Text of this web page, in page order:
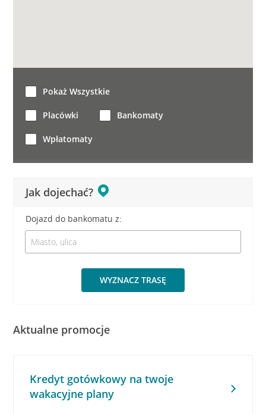
Jak dojechać?
Dojazd do bankomatu z:
WYZNACZ TRASĘ
Pokaż Wszystkie
Placówki Bankomaty
Wpłatomaty
Aktualne promocje
Kredyt gotówkowy na twoje
wakacyjne plany